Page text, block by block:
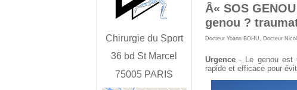
Chirurgie du Sport
36 bd St Marcel
75005 PARIS
Â« SOS
genou ?
Docteur Yoann BOHU Docteur
Urgence - Le genou est
rapide et efficace pour